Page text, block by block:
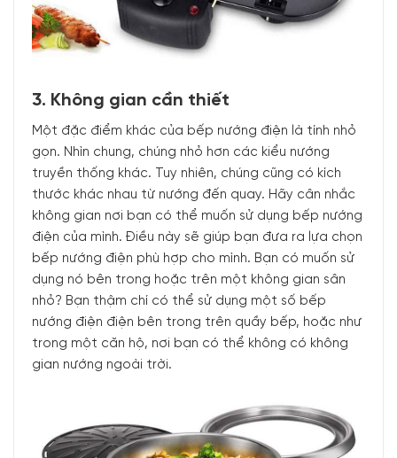
3. Không gian cần thiết
Một đặc điểm khác của bếp nướng điện là tính nhỏ
gọn. Nhìn chung, chúng nhỏ hơn các kiểu nướng
truyền thống khác. Tuy nhiên, chúng cũng có kích
thước khác nhau từ nướng đến quay. Hãy cân nhắc
không gian nơi bạn có thể muốn sử dụng bếp nướng
điện của mình. Điều này sẽ giúp bạn đưa ra lựa chọn
bếp nướng điện phù hợp cho mình. Bạn có muốn sử
dụng nó bên trong hoặc trên một không gian sân
nhỏ? Bạn thậm chí có thể sử dụng một số bếp
nướng điện điện bên trong trên quầy bếp, hoặc như
trong một căn hộ, nơi bạn có thể không có không
gian nướng ngoài trời.